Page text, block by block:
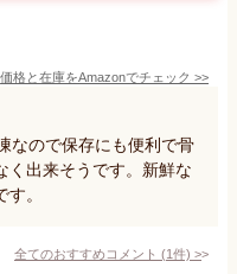
価格と在庫をAmazonでチェック >>
なので保存にも便利で骨
く出来そうです。新鮮な
。
全てのおすすめコメント (1件) >